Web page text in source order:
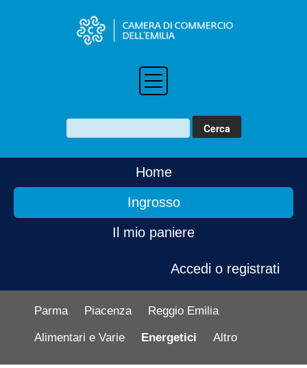
Home
Ingrosso
Il mio paniere
Accedi o registrati
Parma Piacenza Reggio Emilia
Alimentari e Varie Energetici Altro